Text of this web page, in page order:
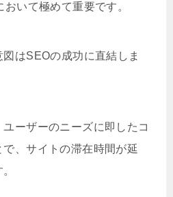
いて極めて重要です。
はSEOの成功に直結しま
ーザーのニーズに即したコ
、サイトの滞在時間が延